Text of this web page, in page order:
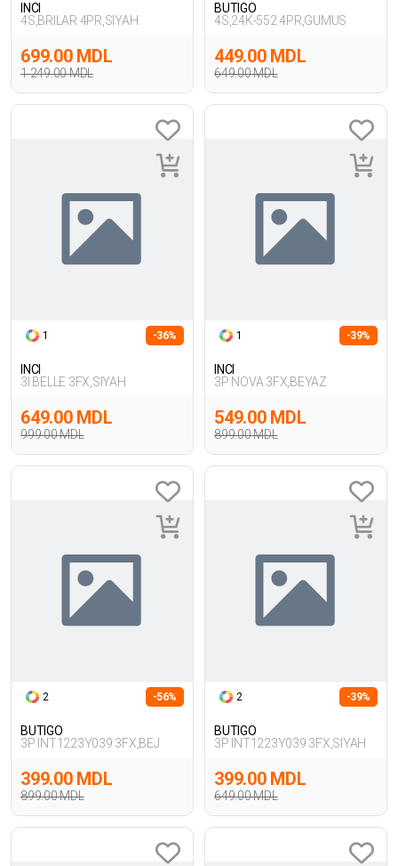
INCI
4S,BRILAR 4PR,SIYAH
1 249.00 MDL
699.00 MDL
BUTIGO
4S,24K-552 4PR,GUMUS
649.00 MDL
449.00 MDL
1 -36%
INCI
3I BELLE 3FX,SIYAH
999.00 MDL
649.00 MDL
1 -39%
INCI
3P NOVA 3FX,BEYAZ
899.00 MDL
549.00 MDL
2 -56%
BUTIGO
3P INT1223Y039 3FX,BEJ
899.00 MDL
399.00 MDL
2 -39%
BUTIGO
3P INT1223Y039 3FX,SIYAH
649.00 MDL
399.00 MDL